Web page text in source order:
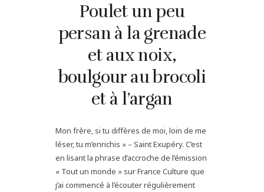
Poulet un peu
persan à la grenade
et aux noix,
boulgour au brocoli
et à l’argan
Mon frère, si tu diffères de moi, loin de me
léser, tu m’enrichis » – Saint Exupéry. C’est
en lisant la phrase d’accroche de l’émission
« Tout un monde » sur France Culture que
j’ai commencé à l’écouter régulièrement